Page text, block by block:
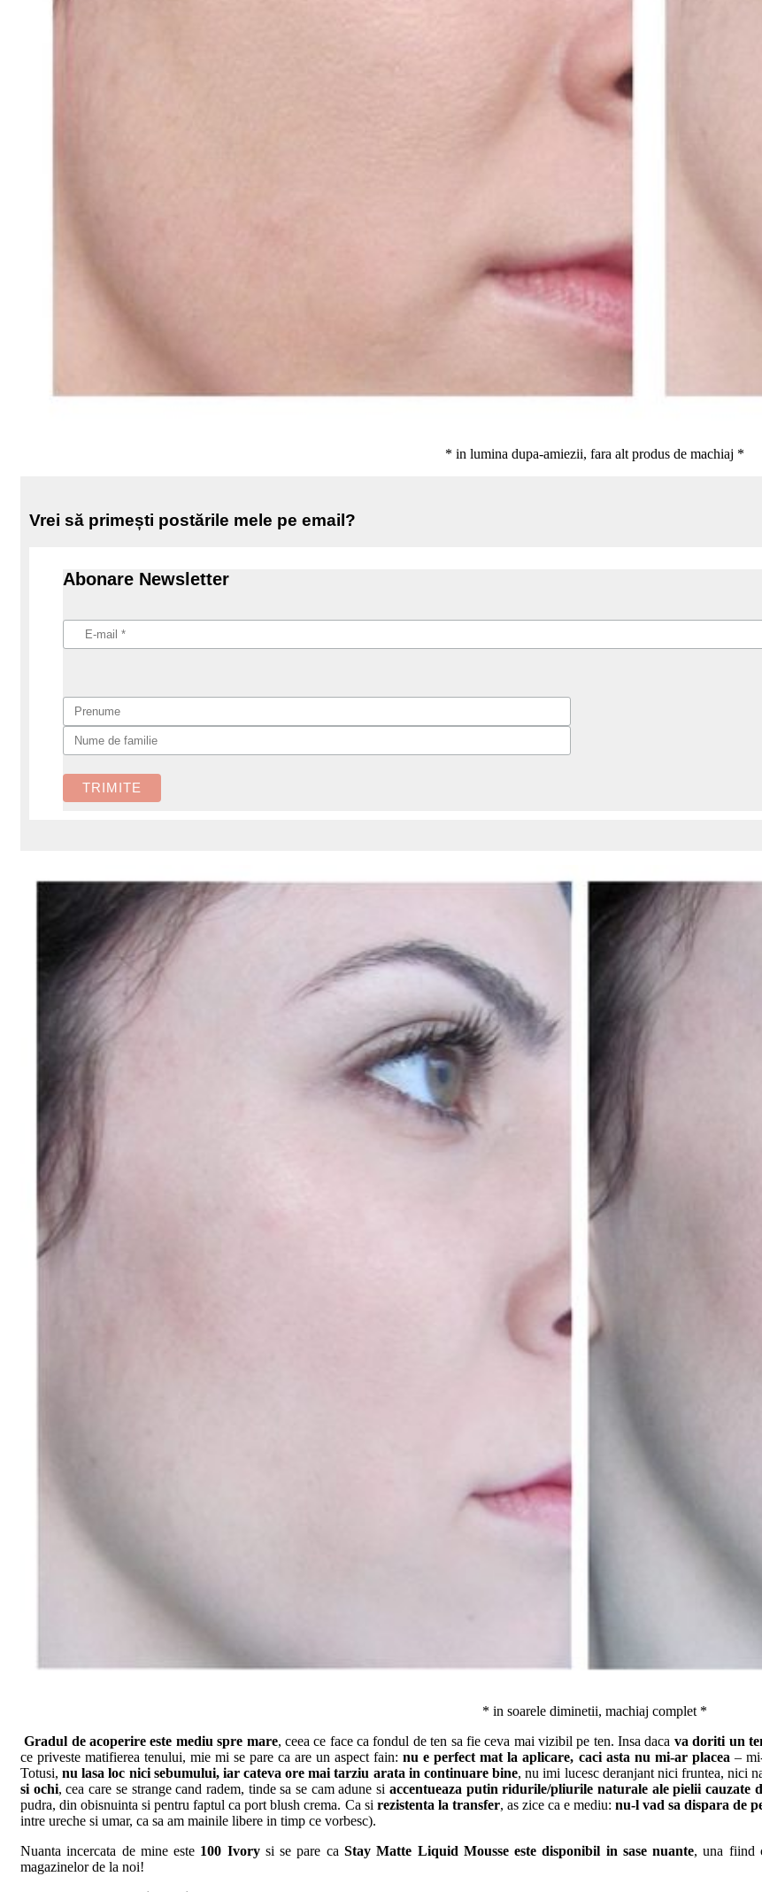
* in lumina dupa-amiezii, fara alt produs de machiaj *
Vrei să primești postările mele pe email?
Abonare Newsletter
* in soarele diminetii, machiaj complet *
Gradul de acoperire este mediu spre mare, ceea ce face ca fondul de ten sa fie ceva mai vizibil pe ten. Insa daca va doriti un
ce priveste matifierea tenului, mie mi se pare ca are un aspect fain:nu e perfect mat la aplicare, caci asta nu mi-ar placea –
Totusi, nu lasa loc nici sebumului, iar cateva ore mai tarziu arata in continuare bine, nu imi lucesc deranjant nici fruntea, nici
si ochi, cea care se strange cand radem, tinde sa se cam adune si accentueaza putin ridurile/pliurile naturale ale pielii cauzate
pudra, din obisnuinta si pentru faptul ca port blush crema. Ca si rezistenta la transfer, as zice ca e mediu:nu-l vad sa dispara de
intre ureche si umar, ca sa am mainile libere in timp ce vorbesc).
Nuanta incercata de mine este 100 Ivorysi se pare caStay Matte Liquid Mousse este disponibil in sase nuante, una fiind
magazinelor de la noi!